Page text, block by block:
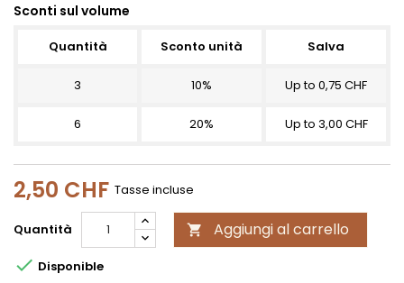
Sconti sul volume
Quantità Sconto unità Salva
3 10% Up to 0,75 CHF
6 20% Up to 3,00 CHF
2,50 CHF Tasse incluse
Quantità  Aggiungi al carrello
 Disponible